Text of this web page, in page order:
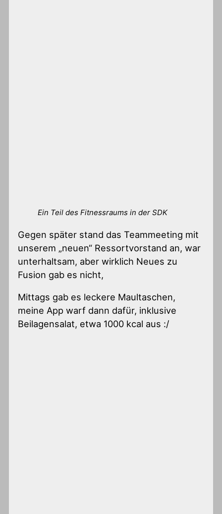
Ein Teil des Fitnessraums in der SDK
Gegen später stand das Teammeeting mit
unserem „neuen“ Ressortvorstand an, war
unterhaltsam, aber wirklich Neues zu
Fusion gab es nicht,
Mittags gab es leckere Maultaschen,
meine App warf dann dafür, inklusive
Beilagensalat, etwa 1000 kcal aus :/